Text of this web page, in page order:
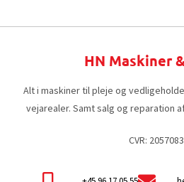
HN Maskiner
Alt i maskiner til pleje og
vejarealer. Samt salg og reparation
CVR: